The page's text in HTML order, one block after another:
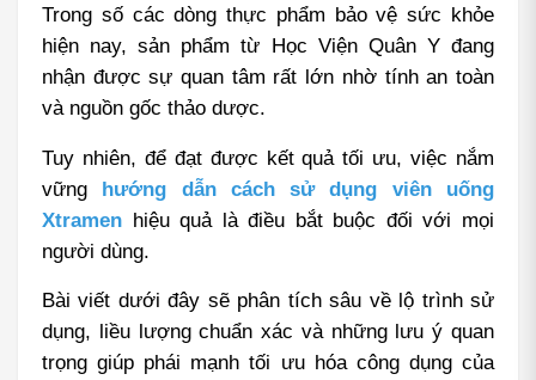
Trong số các dòng thực phẩm bảo vệ sức khỏe
hiện nay, sản phẩm từ Học Viện Quân Y đang
nhận được sự quan tâm rất lớn nhờ tính an toàn
và nguồn gốc thảo dược.
Tuy nhiên, để đạt được kết quả tối ưu, việc nắm
vững hướng dẫn cách sử dụng viên uống
Xtramen hiệu quả là điều bắt buộc đối với mọi
người dùng.
Bài viết dưới đây sẽ phân tích sâu về lộ trình sử
dụng, liều lượng chuẩn xác và những lưu ý quan
trọng giúp phái mạnh tối ưu hóa công dụng của